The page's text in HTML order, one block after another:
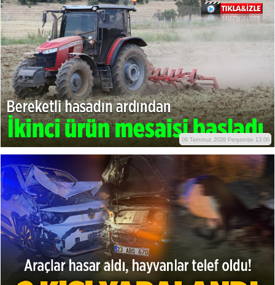
09 Temmuz 2026 Perşembe 13:00